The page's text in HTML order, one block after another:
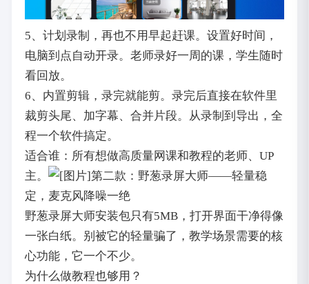
5、计划录制，再也不用早起赶课。设置好时间，
电脑到点自动开录。老师录好一周的课，学生随时
看回放。
6、内置剪辑，录完就能剪。录完后直接在软件里
裁剪头尾、加字幕、合并片段。从录制到导出，全
程一个软件搞定。
适合谁：所有想做高质量网课和教程的老师、UP
主。
第二款：野葱录屏大师——轻量稳
定，麦克风降噪一绝
野葱录屏大师安装包只有5MB，打开界面干净得像
一张白纸。别被它的轻量骗了，教学场景需要的核
心功能，它一个不少。
为什么做教程也够用？